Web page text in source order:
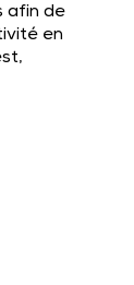
afin de
en